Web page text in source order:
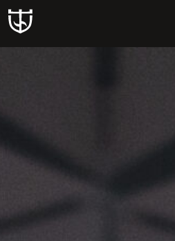
KREPŠELIS